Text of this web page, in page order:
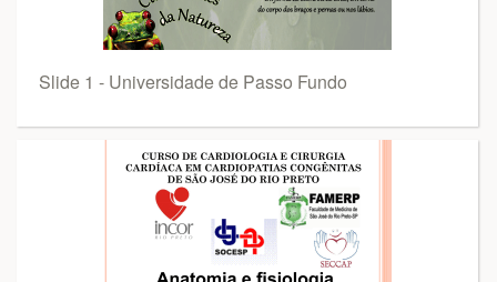
Slide 1 - Universidade de Passo Fundo